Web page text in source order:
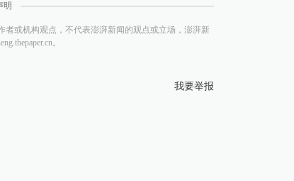
明
或机构观点，不代表澎湃新闻的观点或立场，澎湃新
。
我要举报